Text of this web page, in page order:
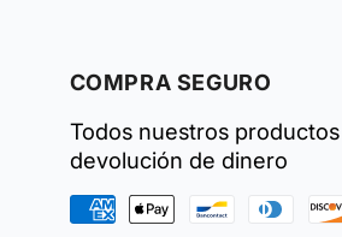
COMPRA SEGURO
Todos nuestros
devolución de dinero
Formas
de